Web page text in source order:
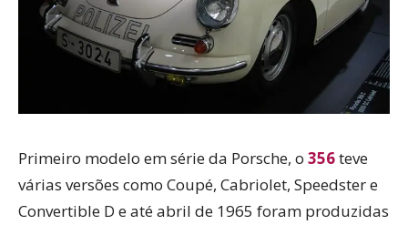
Primeiro modelo em série da Porsche, o 356teve
várias versões como Coupé, Cabriolet, Speedster e
Convertible D e até abril de 1965 foram produzidas